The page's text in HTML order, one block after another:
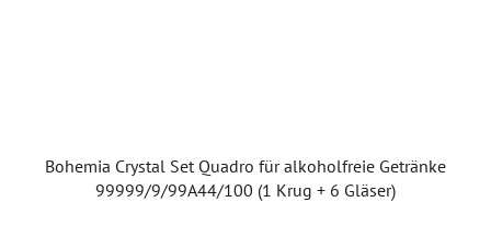
Bohemia Crystal Set Quadro für alkoholfreie Getränke
99999/9/99A44/100 (1 Krug + 6 Gläser)